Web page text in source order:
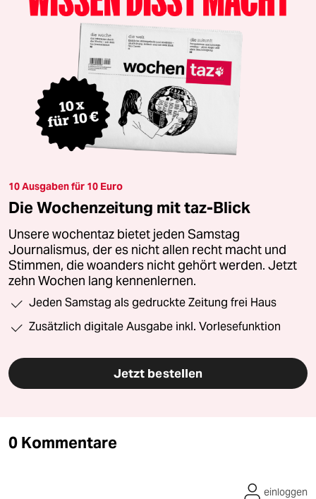
10 Ausgaben für 10 Euro
Die Wochenzeitung mit taz-Blick
Unsere wochentaz bietet jeden Samstag
Journalismus, der es nicht allen recht macht und
Stimmen, die woanders nicht gehört werden. Jetzt
zehn Wochen lang kennenlernen.
Jeden Samstag als gedruckte Zeitung frei Haus
Zusätzlich digitale Ausgabe inkl. Vorlesefunktion
Jetzt bestellen
0 Kommentare
einloggen